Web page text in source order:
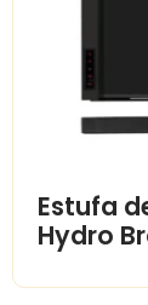
Estufa
Hydro